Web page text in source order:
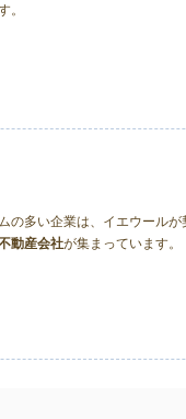
。
の多い企業は、イエウール
動産会社が集まっています。